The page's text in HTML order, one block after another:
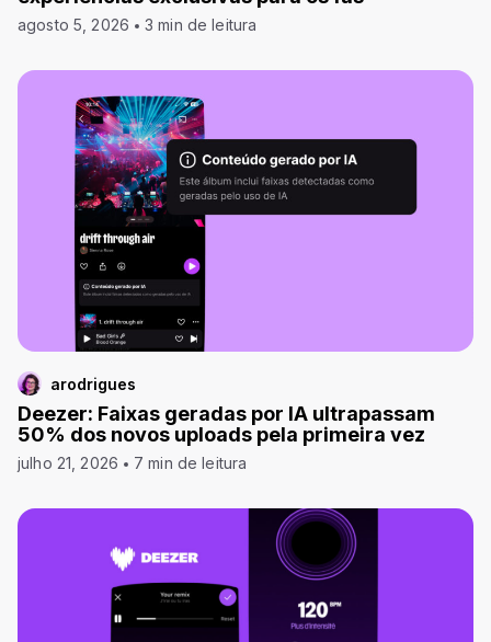
agosto 5, 2026 3 min de leitura
arodrigues
Deezer: Faixas geradas por IA ultrapassam
50% dos novos uploads pela primeira vez
julho 21, 2026 7 min de leitura